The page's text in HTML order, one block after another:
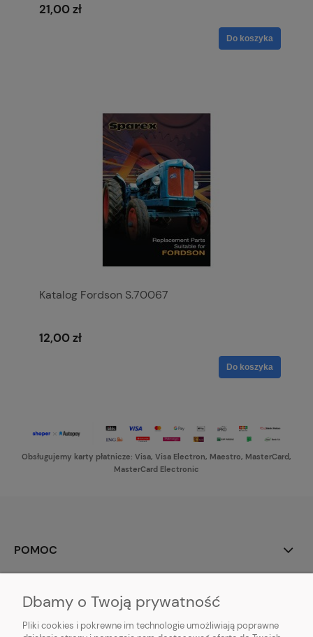
21,00 zł
Do koszyka
Katalog Fordson S.70067
12,00 zł
Do koszyka
Obsługujemy karty płatnicze: Visa, Visa Electron, Maestro, MasterCard,
MasterCard Electronic
POMOC
PŁATNOŚCI I DOSTAWA
Dbamy o Twoją prywatność
Pliki cookies i pokrewne im technologie umożliwiają poprawne